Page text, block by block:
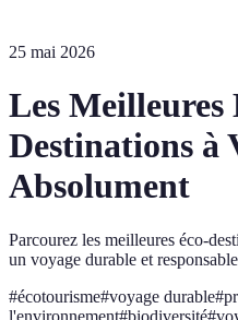
25 mai 2026
Les Meilleures
Destinations à
Absolument
Parcourez les meilleures éco-
un voyage durable et
#écotourisme#voyage durable#
l'environnement#biodiversité#